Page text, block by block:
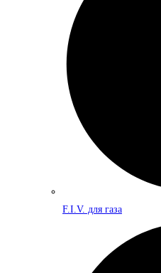
F.I.V. для газа